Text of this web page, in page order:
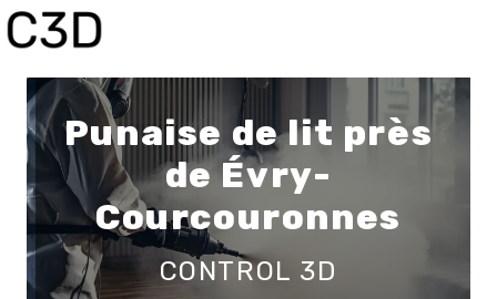
Punaise de lit près
de Évry-
Courcouronnes
CONTROL 3D
Panneau de gestion des cookies